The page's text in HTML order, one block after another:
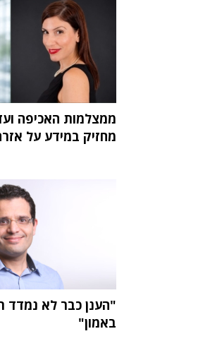
ממצלמות האכיפה
מחזיק במידע על
"הענן כבר לא נמדד
באמון"